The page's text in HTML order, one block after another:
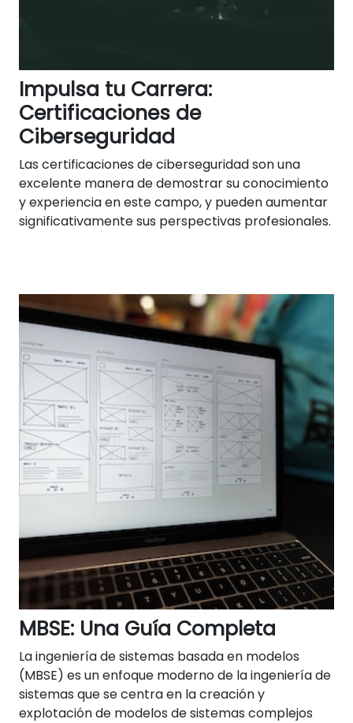
Impulsa tu Carrera:
Certificaciones de
Ciberseguridad
Las certificaciones de ciberseguridad son una
excelente manera de demostrar su conocimiento
y experiencia en este campo, y pueden aumentar
significativamente sus perspectivas profesionales.
MBSE: Una Guía Completa
La ingeniería de sistemas basada en modelos
(MBSE) es un enfoque moderno de la ingeniería de
sistemas que se centra en la creación y
explotación de modelos de sistemas complejos